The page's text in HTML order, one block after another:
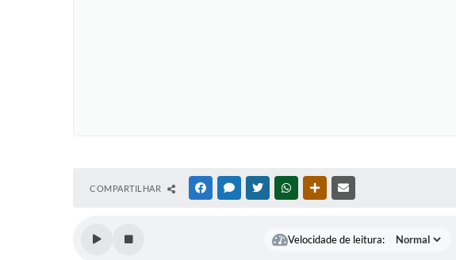
COMPARTILHAR FACEBOOKMESSENGER
TWITTERWHATSAPPOUTRAS MÍDIAS
Velocidade de leitura: